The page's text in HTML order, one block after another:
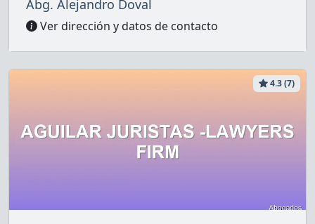
Abg. Alejandro Doval
Ver dirección y datos de contacto
4.3 (7)